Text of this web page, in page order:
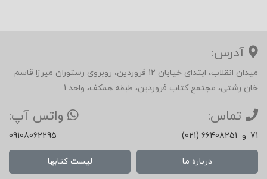
آدرس:
میدان انقلاب، ابتدای خیابان 12 فروردین، روبروی رستوران میرزا قاسم
خان رشتی، مجتمع کتاب فروردین، طبقه همکف، واحد 1
تماس:
(021) 66408251 و 71
واتس آپ:
09108062295
درباره ما لیست کتابها